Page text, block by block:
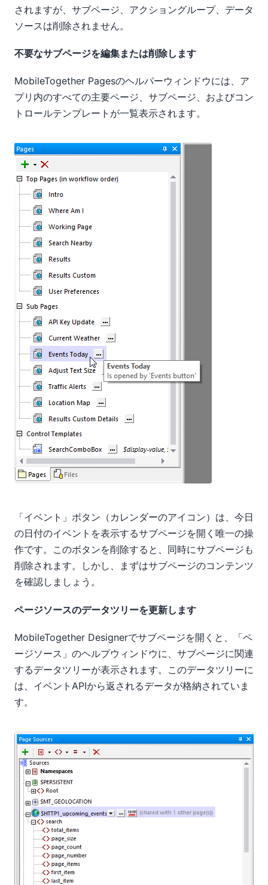
されますが、サブページ、アクショングループ、データ
ソースは削除されません。
不要なサブページを編集または削除します
MobileTogether Pagesのヘルパーウィンドウには、ア
プリ内のすべての主要ページ、サブページ、およびコン
トロールテンプレートが一覧表示されます。
「イベント」ボタン（カレンダーのアイコン）は、今日
の日付のイベントを表示するサブページを開く唯一の操
作です。このボタンを削除すると、同時にサブページも
削除されます。しかし、まずはサブページのコンテンツ
を確認しましょう。
ページソースのデータツリーを更新します
MobileTogether Designerでサブページを開くと、「ペ
ージソース」のヘルプウィンドウに、サブページに関連
するデータツリーが表示されます。このデータツリーに
は、イベントAPIから返されるデータが格納されていま
す。